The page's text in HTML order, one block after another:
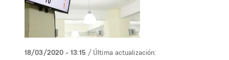
18/03/2020 - 13:15 / Última actualización: